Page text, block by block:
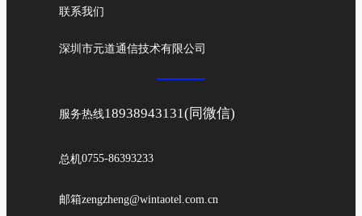
联系我们
深圳市元道通信技术有限公司
服务热线18938943131(同微信)
总机0755-86393233
邮箱zengzheng@wintaotel.com.cn